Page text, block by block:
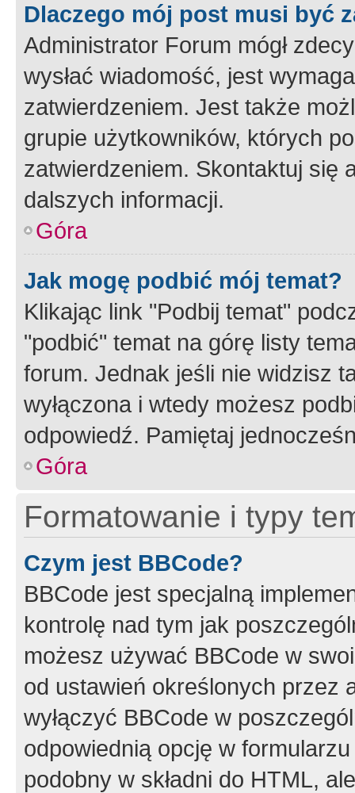
Dlaczego mój post musi być
Administrator Forum mógł
wysłać wiadomość, jest
zatwierdzeniem. Jest także
grupie użytkowników, których
zatwierdzeniem. Skontaktuj się
dalszych informacji.
Góra
Jak mogę podbić mój temat?
Klikając link "Podbij temat"
"podbić" temat na górę listy
forum. Jednak jeśli nie widzisz
wyłączona i wtedy możesz
odpowiedź. Pamiętaj
Góra
Formatowanie i typy
Czym jest BBCode?
BBCode jest specjalną
kontrolę nad tym jak
możesz używać BBCode w
od ustawień określonych przez
wyłączyć BBCode w
odpowiednią opcję w
podobny w składni do HTML,